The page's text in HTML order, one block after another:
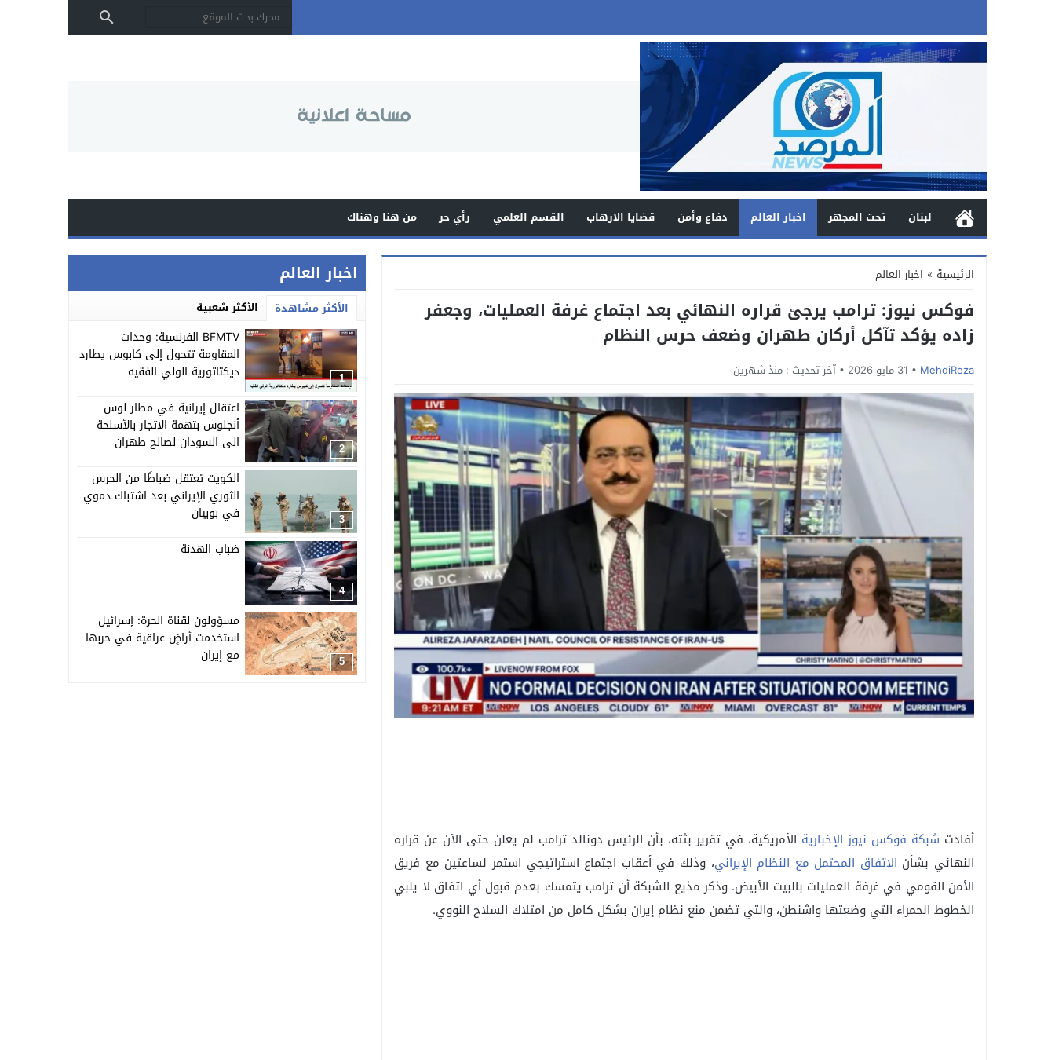
لبنان تحت المجهر اخبار العالم دفاع وأمن قضايا الارهاب القسم العلمي رأي حر من هنا وهناك
الرئيسية » اخبار العالم
فوكس نيوز: ترامب يرجئ قراره النهائي بعد اجتماع غرفة العمليات، وجعفر
زاده يؤكد تآكل أركان طهران وضعف حرس النظام
MehdiReza 31 مايو 2026 آخر تحديث : منذ شهرين
أفادت شبكة فوكس نيوز الإخبارية الأمريكية، في تقرير بثته، بأن الرئيس دونالد ترامب لم يعلن حتى الآن عن قراره
النهائي بشأن الاتفاق المحتمل مع النظام الإيراني، وذلك في أعقاب اجتماع استراتيجي استمر لساعتين مع فريق
الأمن القومي في غرفة العمليات بالبيت الأبيض. وذكر مذيع الشبكة أن ترامب يتمسك بعدم قبول أي اتفاق لا يلبي
الخطوط الحمراء التي وضعتها واشنطن، والتي تضمن منع نظام إيران بشكل كامل من امتلاك السلاح النووي.
اخبار العالم
الأكثر مشاهدة الأكثر شعبية
1
BFMTV الفرنسية: وحدات
المقاومة تتحول إلى كابوس يطارد
ديكتاتورية الولي الفقيه
2
اعتقال إيرانية في مطار لوس
أنجلوس بتهمة الاتجار بالأسلحة
الى السودان لصالح طهران
3
الكويت تعتقل ضباطًا من الحرس
الثوري الإيراني بعد اشتباك دموي
في بوبيان
4
ضباب الهدنة
5
مسؤولون لقناة الحرة: إسرائيل
استخدمت أراضٍ عراقية في حربها
مع إيران